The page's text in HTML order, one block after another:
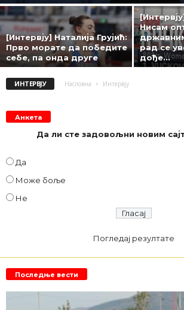
[Интервју] Наталија Грујић:
Прво морате да победите
себе, па онда друге
Нисам
рад се
дође...
ИНТЕРВЈУ Насловна Интервју
Анкета
Да ли сте задовољни новим
Да
Може боље
Не
Погледај резултате
Последње вести